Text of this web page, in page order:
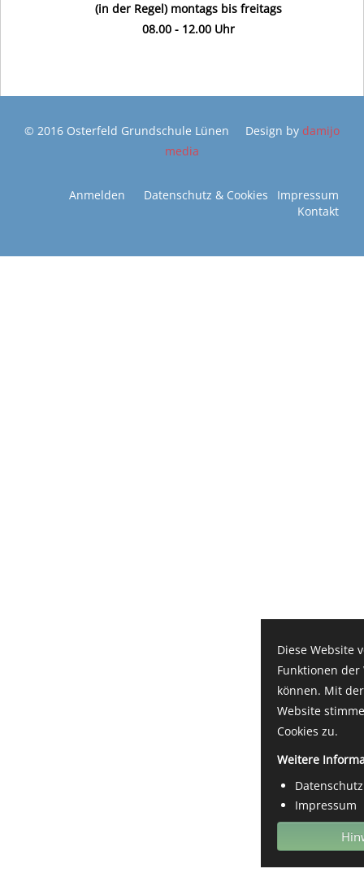
(in der Regel) montags bis freitags
08.00 - 12.00 Uhr
© 2016 Osterfeld Grundschule Lünen Design by damijo
media
Impressum
Datenschutz & Cookies
Anmelden
Kontakt
Diese Website
Funktionen
können. Mit
Website
Cookies zu.
Weitere
Impressum